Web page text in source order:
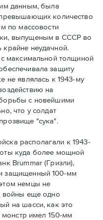
данным, была
количество
по массовости
выпущеным в СССР во
неудачной.
максимальной толщиной
защиту
не являлась к 1943-му
на
с новейшими
что у солдат
"сука".
располагали к 1943-
куда более мощной
Brummar (Гризли),
защищенный 100-мм
немцы не
войны еще одно
на шасси, как это
монстр имел 150-мм